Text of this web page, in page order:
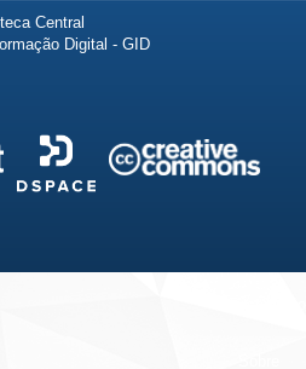
Central
Digital - GID